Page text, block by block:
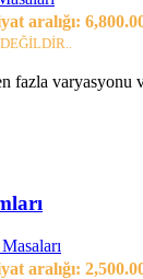
aralığı:
fazla varyasyonu
aralığı: